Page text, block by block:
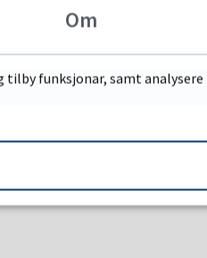
i
Om
funksjonar, samt analysere